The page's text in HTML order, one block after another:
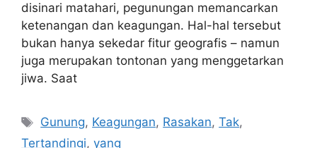
disinari matahari, pegunungan memancarkan
ketenangan dan keagungan. Hal-hal tersebut
bukan hanya sekedar fitur geografis – namun
juga merupakan tontonan yang menggetarkan
jiwa. Saat
Tags
Gunung, Keagungan, Rasakan,Tak,
Tertandingi, yang